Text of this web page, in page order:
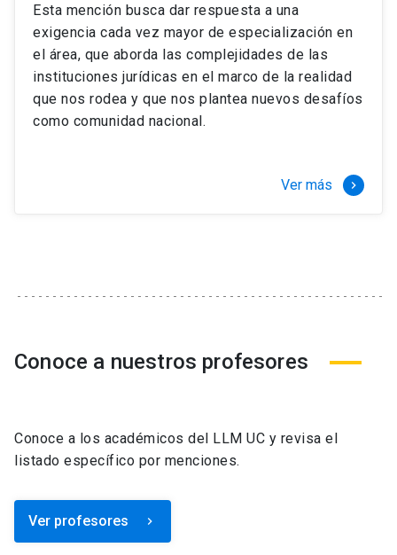
Esta mención busca dar respuesta a una
exigencia cada vez mayor de especialización en
el área, que aborda las complejidades de las
instituciones jurídicas en el marco de la realidad
que nos rodea y que nos plantea nuevos desafíos
como comunidad nacional.
Ver más keyboard_arrow_right
Conoce a nuestros profesores
Conoce a los académicos del LLM UC y revisa el
listado específico por menciones.
Ver profesores keyboard_arrow_right